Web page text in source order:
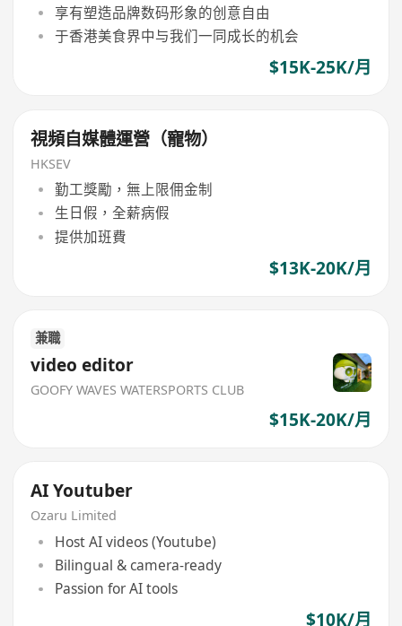
享有塑造品牌数码形象的创意自由
于香港美食界中与我们一同成长的机会
$15K-25K/月
視頻自媒體運營（寵物）
HKSEV
勤工獎勵，無上限佣金制
生日假，全薪病假
提供加班費
$13K-20K/月
兼職
video editor
GOOFY WAVES WATERSPORTS CLUB
$15K-20K/月
AI Youtuber
Ozaru Limited
Host AI videos (Youtube)
Bilingual & camera-ready
Passion for AI tools
$10K/月